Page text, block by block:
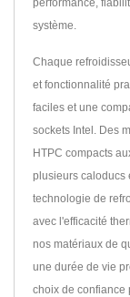
système.
Chaque
et fonctionnalité
faciles et une
sockets Intel. Des
HTPC compacts
plusieurs caloducs
technologie de
avec l'efficacité
nos matériaux de
une durée de vie
choix de confiance